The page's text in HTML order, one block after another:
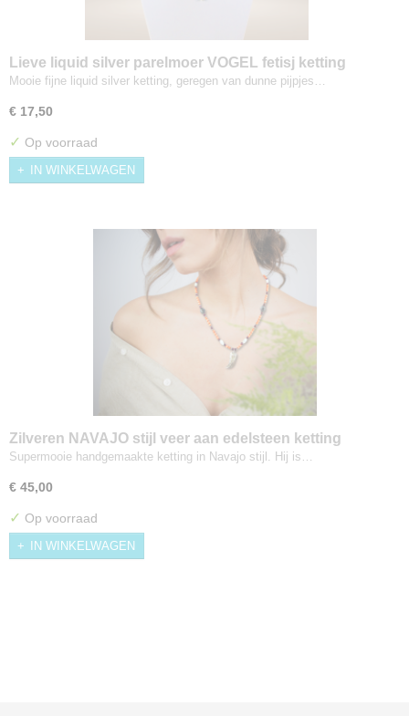
Lieve liquid silver parelmoer VOGEL fetisj ketting
Mooie fijne liquid silver ketting, geregen van dunne pijpjes…
€ 17,50
✓ Op voorraad
IN WINKELWAGEN
Zilveren NAVAJO stijl veer aan edelsteen ketting
Southwest
Supermooie handgemaakte ketting in Navajo stijl. Hij is…
€ 45,00
✓ Op voorraad
IN WINKELWAGEN